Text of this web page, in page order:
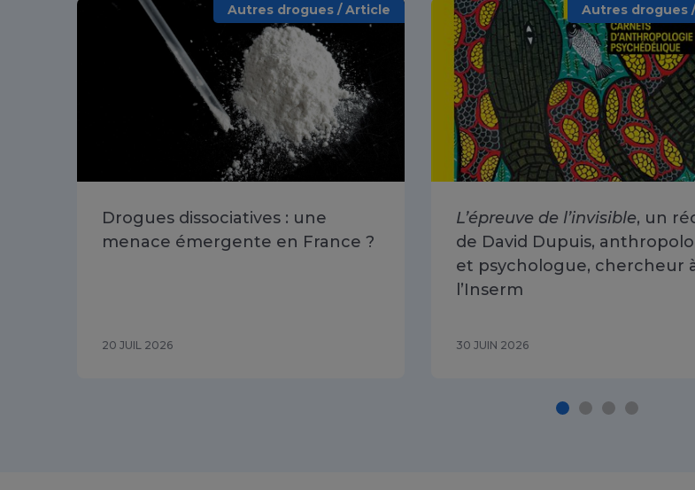
Autres drogues / Article
Drogues dissociatives : une
menace émergente en France ?
20 JUIL 2026
Autres drogues
L’épreuve de l’invisible, un
de David Dupuis,
et psychologue, chercheur
l’Inserm
30 JUIN 2026